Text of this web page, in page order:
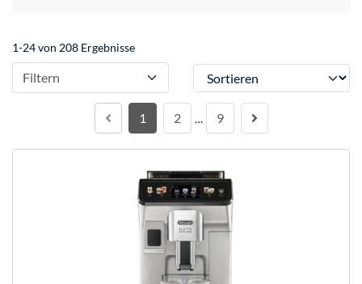
1-24 von 208 Ergebnisse
Filtern Sortieren
1 2 … 9